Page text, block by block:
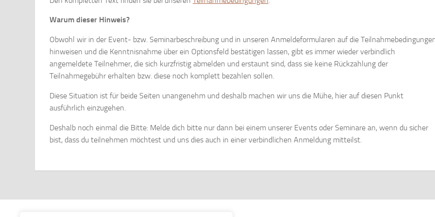
Warum dieser Hinweis?
Obwohl wir in der Event- bzw. Seminarbeschreibung und in unseren Anmeldeformularen auf die
hinweisen und die Kenntnisnahme über ein Optionsfeld bestätigen lassen, gibt es immer wieder verbindlich
angemeldete Teilnehmer, die sich kurzfristig abmelden und erstaunt sind, dass sie keine Rückzahlung der
Teilnahmegebühr erhalten bzw. diese noch komplett bezahlen sollen.
Diese Situation ist für beide Seiten unangenehm und deshalb machen wir uns die Mühe, hier auf diesen Punkt
ausführlich einzugehen.
Deshalb noch einmal die Bitte: Melde dich bitte nur dann bei einem unserer Events oder Seminare an, wenn du sicher
bist, dass du teilnehmen möchtest und uns dies auch in einer verbindlichen Anmeldung mitteilst.